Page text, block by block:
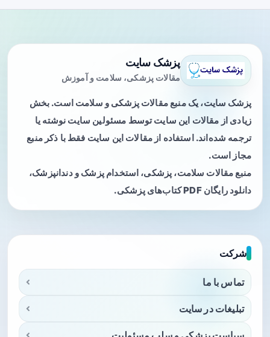
پزشک سایت
مقالات پزشکی، سلامت و آموزش
پزشک سایت، یک منبع مقالات پزشکی و سلامت است. بخش
زیادی از مقالات این سایت توسط مسئولین سایت نوشته یا
ترجمه شده‌اند. استفاده از مقالات این سایت فقط با ذکر منبع
مجاز است.
منبع مقالات سلامت، پزشکی، استخدام پزشک و دندانپزشک،
دانلود رایگان PDF کتاب‌های پزشکی.
شرکت
تماس با ما
تبلیغات در سایت